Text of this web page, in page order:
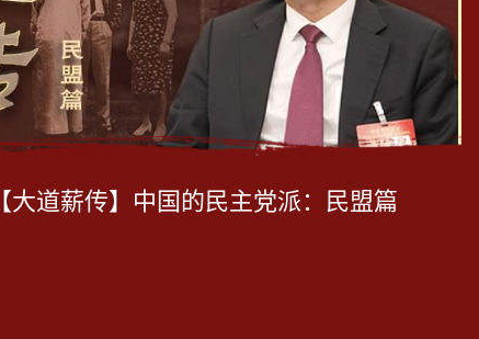
【大道薪传】中国的民主党派：民盟篇